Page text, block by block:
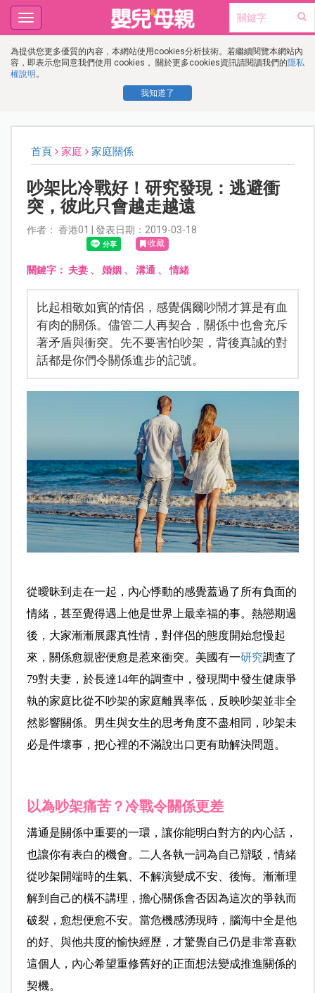
為提供您更多優質的內容，本網站使用cookies分析技術。若繼續閱覽本網站內
容，即表示您同意我們使用 cookies， 關於更多cookies資訊請閱讀我們的隱私
權說明 。
我知道了
Toggle
navigation
首頁 家庭 家庭關係
吵架比冷戰好！研究發現：逃避衝
突，彼此只會越走越遠
作者： 香港01 | 發表日期：2019-03-18
收藏
關鍵字： 夫妻、 婚姻 、 溝通 、情緒
比起相敬如賓的情侶，感覺偶爾吵鬧才算是有血
有肉的關係。儘管二人再契合，關係中也會充斥
著矛盾與衝突。先不要害怕吵架，背後真誠的對
話都是你們令關係進步的記號。
從曖昧到走在一起，內心悸動的感覺蓋過了所有負面的
情緒，甚至覺得遇上他是世界上最幸福的事。熱戀期過
後，大家漸漸展露真性情，對伴侶的態度開始怠慢起
來，關係愈親密便愈是惹來衝突。美國有一研究調查了
79對夫妻，於長達14年的調查中，發現間中發生健康爭
執的家庭比從不吵架的家庭離異率低，反映吵架並非全
然影響關係。男生與女生的思考角度不盡相同，吵架未
必是件壞事，把心裡的不滿說出口更有助解決問題。
以為吵架痛苦？冷戰令關係更差
溝通是關係中重要的一環，讓你能明白對方的內心話，
也讓你有表白的機會。二人各執一詞為自己辯駁，情緒
從吵架開端時的生氣、不解演變成不安、後悔。漸漸理
解到自己的橫不講理，擔心關係會否因為這次的爭執而
破裂，愈想便愈不安。當危機感湧現時，腦海中全是他
的好、與他共度的愉快經歷，才驚覺自己仍是非常喜歡
這個人，內心希望重修舊好的正面想法變成推進關係的
契機。